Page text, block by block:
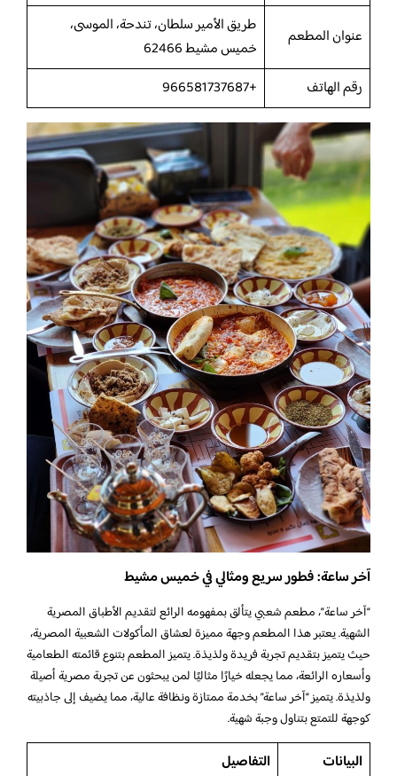
عنوان المطعم
طريق الأمير سلطان، تندحة، الموسى،
خميس مشيط 62466
رقم الهاتف
+966581737687
آخر ساعة: فطور سريع ومثالي في خميس مشيط
“آخر ساعة”، مطعم شعبي يتألق بمفهومه الرائع لتقديم الأطباق المصرية
الشهية. يعتبر هذا المطعم وجهة مميزة لعشاق المأكولات الشعبية المصرية،
حيث يتميز بتقديم تجربة فريدة ولذيذة. يتميز المطعم بتنوع قائمته الطعامية
وأسعاره الرائعة، مما يجعله خيارًا مثاليًا لمن يبحثون عن تجربة مصرية أصيلة
ولذيذة. يتميز “آخر ساعة” بخدمة ممتازة ونظافة عالية، مما يضيف إلى جاذبيته
كوجهة للتمتع بتناول وجبة شهية.
البيانات
التفاصيل